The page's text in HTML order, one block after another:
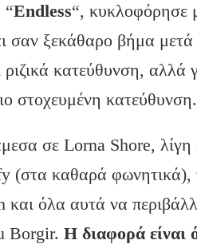
“Endless“, κυκλοφόρησε
σαν ξεκάθαρο βήμα
κατεύθυνση, αλλά
στοχευμένη κατεύθυνση.
σε Lorna Shore, λίγη
(στα καθαρά φωνητικά),
όλα αυτά να
Borgir.Η διαφορά είναι